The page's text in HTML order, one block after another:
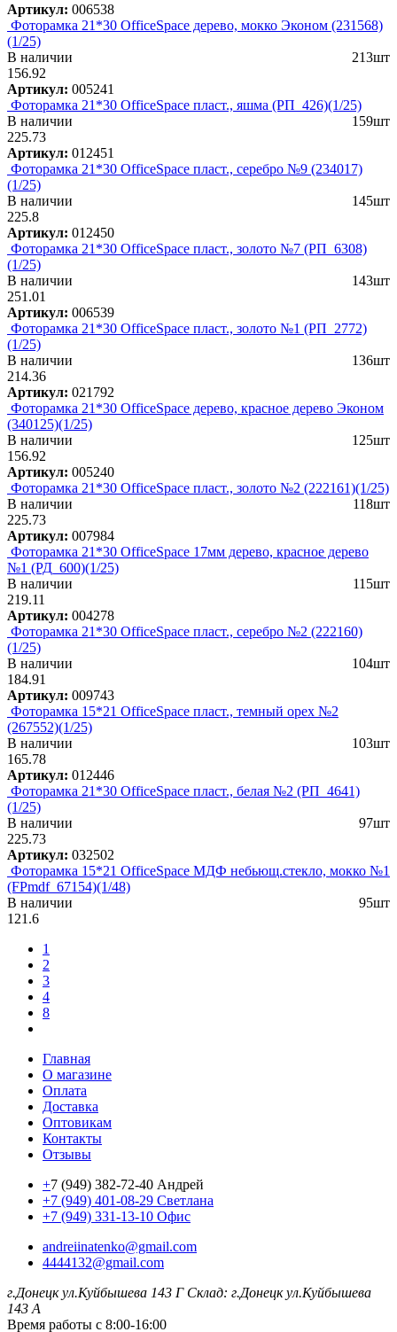
Артикул: 006538
Фоторамка 21*30 OfficeSpace дерево, мокко Эконом (231568)
(1/25)
В наличии
213шт
156.92
Артикул: 005241
Фоторамка 21*30 OfficeSpace пласт., яшма (РП_426)(1/25)
В наличии
159шт
225.73
Артикул: 012451
Фоторамка 21*30 OfficeSpace пласт., серебро №9 (234017)
(1/25)
В наличии
145шт
225.8
Артикул: 012450
Фоторамка 21*30 OfficeSpace пласт., золото №7 (РП_6308)
(1/25)
В наличии
143шт
251.01
Артикул: 006539
Фоторамка 21*30 OfficeSpace пласт., золото №1 (РП_2772)
(1/25)
В наличии
136шт
214.36
Артикул: 021792
Фоторамка 21*30 OfficeSpace дерево, красное дерево Эконом
(340125)(1/25)
В наличии
125шт
156.92
Артикул: 005240
Фоторамка 21*30 OfficeSpace пласт., золото №2 (222161)(1/25)
В наличии
118шт
225.73
Артикул: 007984
Фоторамка 21*30 OfficeSpace 17мм дерево, красное дерево
№1 (РД_600)(1/25)
В наличии
115шт
219.11
Артикул: 004278
Фоторамка 21*30 OfficeSpace пласт., серебро №2 (222160)
(1/25)
В наличии
104шт
184.91
Артикул: 009743
Фоторамка 15*21 OfficeSpace пласт., темный орех №2
(267552)(1/25)
В наличии
103шт
165.78
Артикул: 012446
Фоторамка 21*30 OfficeSpace пласт., белая №2 (РП_4641)
(1/25)
В наличии
97шт
225.73
Артикул: 032502
Фоторамка 15*21 OfficeSpace МДФ небьющ.стекло, мокко №1
(FPmdf_67154)(1/48)
В наличии
95шт
121.6
1
2
3
4
8
Главная
О магазине
Оплата
Доставка
Оптовикам
Контакты
Отзывы
+7 (949) 382-72-40 Андрей
+7 (949) 401-08-29 Светлана
+7 (949) 331-13-10 Офис
andreiinatenko@gmail.com
4444132@gmail.com
г.Донецк ул.Куйбышева 143 Г Склад: г.Донецк ул.Куйбышева
143 А
Время работы с 8:00-16:00